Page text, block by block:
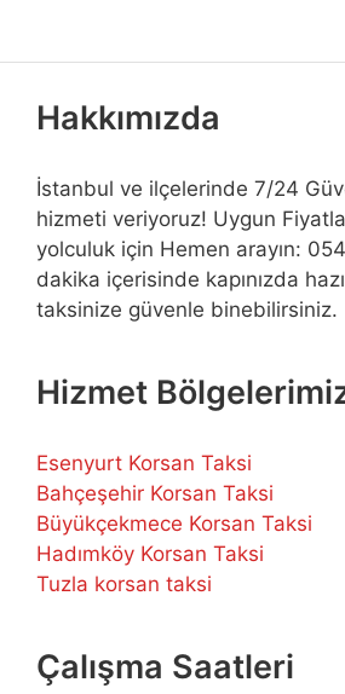
Hakkımızda
İstanbul ve ilçelerinde 7/24
hizmeti veriyoruz! Uygun
yolculuk için Hemen arayın:
dakika içerisinde kapınızda
taksinize güvenle binebilirsiniz.
Hizmet
Esenyurt Korsan Taksi
Bahçeşehir Korsan Taksi
Büyükçekmece Korsan Taksi
Hadımköy Korsan Taksi
Tuzla korsan taksi
Çalışma Saatleri